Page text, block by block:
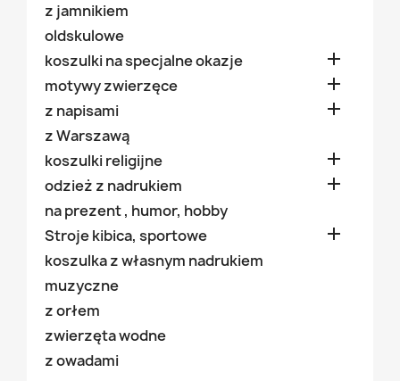
z jamnikiem
oldskulowe
koszulki na specjalne okazje

motywy zwierzęce 
z napisami 
z Warszawą
koszulki religijne

odzież z nadrukiem 
na prezent , humor, hobby
Stroje kibica, sportowe

koszulka z własnym nadrukiem
muzyczne
z orłem
zwierzęta wodne
z owadami